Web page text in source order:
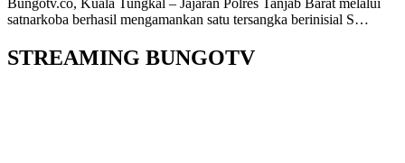
satnarkoba berhasil mengamankan satu tersangka berinisial S…
STREAMING BUNGOTV